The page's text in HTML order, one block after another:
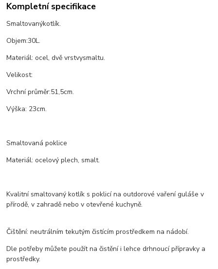
Kompletní specifikace
Smaltovanýkotlík.
Objem:30L.
Materiál:ocel,dvě vrstvysmaltu.
Velikost:
Vrchníprůměr:51,5cm.
Výška: 23cm.
Smaltovaná poklice
Materiál: ocelový plech, smalt.
Kvalitní smaltovaný kotlík s poklicí na outdorové vaření guláše v
přírodě, v zahradě nebo v otevřené kuchyně.
Čištění: neutrálním tekutým čistícím prostředkem na nádobí.
Dle potřeby můžete použít na čistění i lehce drhnoucí přípravky a
prostředky.